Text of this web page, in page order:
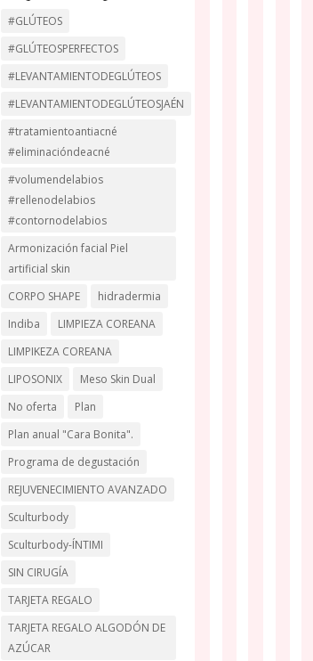
#GLÚTEOS
#GLÚTEOSPERFECTOS
#LEVANTAMIENTODEGLÚTEOS
#LEVANTAMIENTODEGLÚTEOSJAÉN
#tratamientoantiacné
#eliminacióndeacné
#volumendelabios
#rellenodelabios
#contornodelabios
Armonización facial Piel
artificial skin
CORPO SHAPE
hidradermia
Indiba
LIMPIEZA COREANA
LIMPIKEZA COREANA
LIPOSONIX
Meso Skin Dual
No oferta
Plan
Plan anual "Cara Bonita".
Programa de degustación
REJUVENECIMIENTO AVANZADO
Sculturbody
Sculturbody-ÍNTIMI
SIN CIRUGÍA
TARJETA REGALO
TARJETA REGALO ALGODÓN DE
AZÚCAR